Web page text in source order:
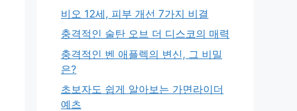
비오 12세, 피부 개선 7가지 비결
충격적인 술탄 오브 더 디스코의 매력
충격적인 벤 애플렉의 변신, 그 비밀
은?
초보자도 쉽게 알아보는 가면라이더
예츠